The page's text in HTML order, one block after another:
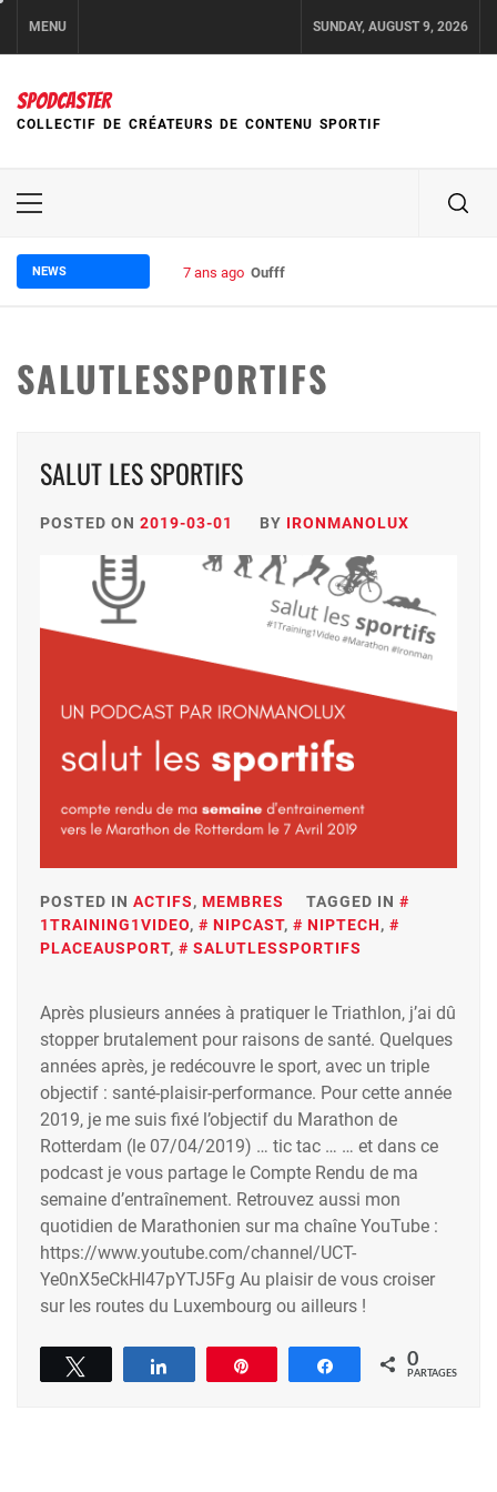
MENU SUNDAY, AUGUST 9, 2026
SPODCASTER
COLLECTIF DE CRÉATEURS DE CONTENU SPORTIF
Primary
NEWS 7 ans ago Oufff
SALUTLESSPORTIFS
SALUT LES SPORTIFS
POSTED ON 2019-03-01 BY IRONMANOLUX
POSTED IN ACTIFS, MEMBRES
TAGGED IN
1TRAINING1VIDEO, NIPCAST, NIPTECH,
PLACEAUSPORT, SALUTLESSPORTIFS
Après plusieurs années à pratiquer le Triathlon, j’ai dû
stopper brutalement pour raisons de santé. Quelques
années après, je redécouvre le sport, avec un triple
objectif : santé-plaisir-performance. Pour cette année
2019, je me suis fixé l’objectif du Marathon de
Rotterdam (le 07/04/2019) … tic tac … … et dans ce
podcast je vous partage le Compte Rendu de ma
semaine d’entraînement. Retrouvez aussi mon
quotidien de Marathonien sur ma chaîne YouTube :
https://www.youtube.com/channel/UCT-
Ye0nX5eCkHI47pYTJ5Fg Au plaisir de vous croiser
sur les routes du Luxembourg ou ailleurs !
Tweetez Partagez Partagez 0
PARTAGES